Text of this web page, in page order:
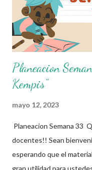
fines educativos,
documento completo aquí
Planeacion
Kempis"
mayo 12, 2023
Planeacion Semana 33
docentes!! Sean
esperando que el
gran utilidad para ustedes